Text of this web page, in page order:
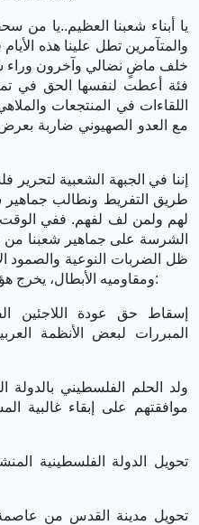
يا أبناء شعبنا العظيم..يا من
والمتآمرين تطل علينا هذه
خلف ماضٍ نضالي وآخرون وراء
فئة أعطت لنفسها الحق في
اللقاءات في المنتجعات
مع العدو الصهيوني ضاربة
إننا في الجبهة الشعبية
طريق التفريط ونطالب جماهير
لهم ولمن لف لفهم. ففي الوقت
الشرسة على جماهير شعبنا من
ظل الضربات النوعية والصمود
ومقاوميه الأبطال، يخرج هؤلاء بمبادرة جنيف والتي تهدف إلى:
إسقاط حق عودة اللاجئين
المبررات لبعض الأنظمة
ولد الحلم الفلسطيني بالدولة
موافقتهم على إبقاء غالبية
تحويل الدولة الفلسطينية
تحويل مدينة القدس من عاصمة